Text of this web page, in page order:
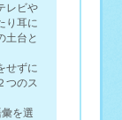
レビや
り耳に
土台と
せずに
つのス
を選